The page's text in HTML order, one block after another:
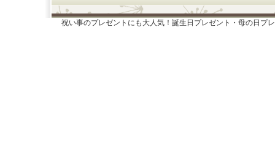
祝い事のプレゼントにも大人気！誕生日プレゼント・母の日プ